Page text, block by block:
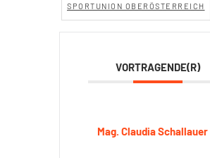
SPORTUNION OBERÖSTERREICH
VORTRAGENDE(R)
Mag. Claudia Schallauer